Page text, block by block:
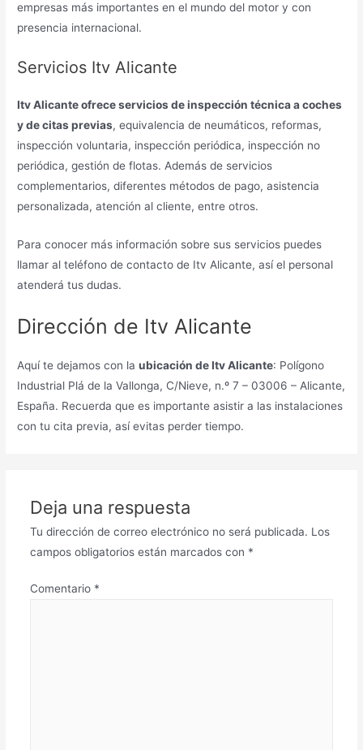
empresas más importantes en el mundo del motor y con
presencia internacional.
Servicios Itv Alicante
Itv Alicante ofrece servicios de inspección técnica a coches
y de citas previas, equivalencia de neumáticos, reformas,
inspección voluntaria, inspección periódica, inspección no
periódica, gestión de flotas. Además de servicios
complementarios, diferentes métodos de pago, asistencia
personalizada, atención al cliente, entre otros.
Para conocer más información sobre sus servicios puedes
llamar al teléfono de contacto de Itv Alicante, así el personal
atenderá tus dudas.
Dirección de Itv Alicante
Aquí te dejamos con laubicación de Itv Alicante: Polígono
Industrial Plá de la Vallonga, C/Nieve, n.º 7 – 03006 – Alicante,
España. Recuerda que es importante asistir a las instalaciones
con tu cita previa, así evitas perder tiempo.
Deja una respuesta
Tu dirección de correo electrónico no será publicada. Los
campos obligatorios están marcados con *
Comentario *